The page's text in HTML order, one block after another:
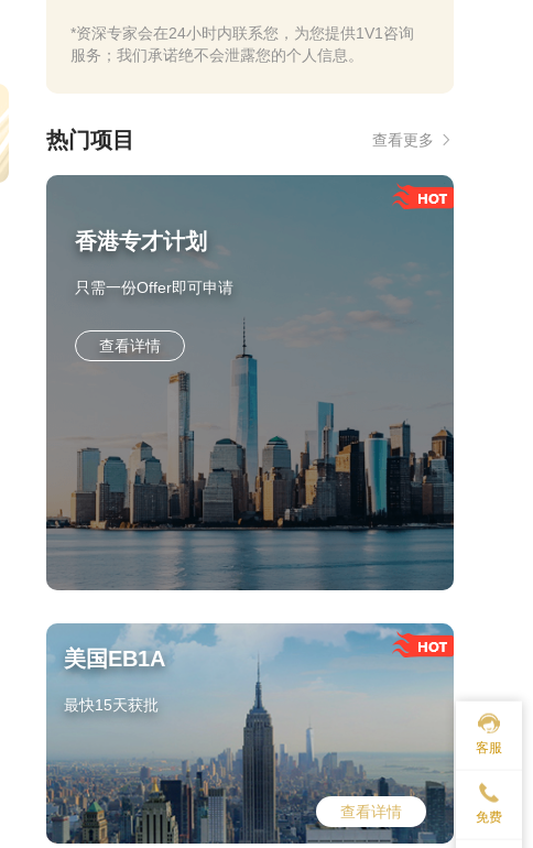
*资深专家会在24小时内联系您，为您提供1V1咨询
服务；我们承诺绝不会泄露您的个人信息。
热门项目 查看更多
香港专才计划
只需一份Offer即可申请
查看详情
美国EB1A
最快15天获批
查看详情
客服
免费